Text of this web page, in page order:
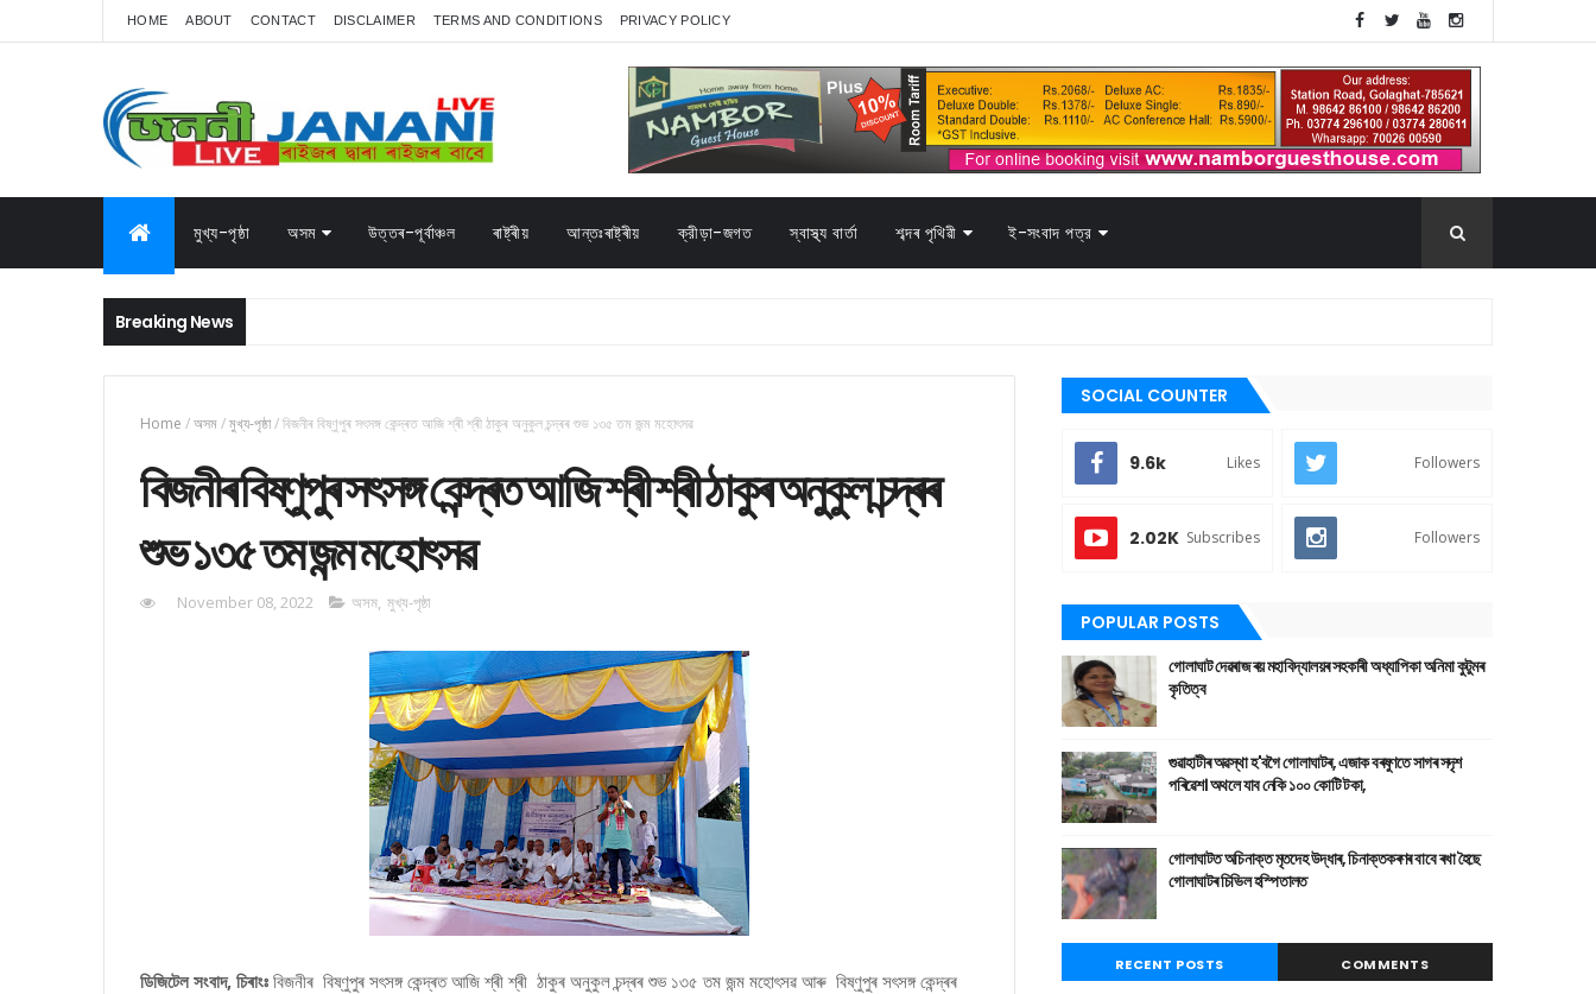
HOME ABOUT CONTACT DISCLAIMER TERMS AND CONDITIONS PRIVACY POLICY
মুখ্য-পৃষ্ঠা অসম উত্তৰ-পূৰ্বাঞ্চল ৰাষ্ট্ৰীয় আন্তঃৰাষ্ট্ৰীয় ক্রীড়া-জগত স্বাস্থ্য বাৰ্তা শব্দৰ পৃথিৱী ই-সংবাদ পত্র
Breaking News
Home /অসম/মুখ্য-পৃষ্ঠা/বিজনীৰ বিষ্ণুপুৰ সৎসঙ্গ কেন্দ্ৰত আজি শ্ৰী শ্ৰী ঠাকুৰ অনুকুল চন্দ্ৰৰ শুভ ১৩৫ তম জন্ম মহোৎসৱ
বিজনীৰ বিষ্ণুপুৰ সৎসঙ্গ কেন্দ্ৰত আজি শ্ৰী শ্ৰী ঠাকুৰ অনুকুল চন্দ্ৰৰ
শুভ ১৩৫ তম জন্ম মহোৎসৱ
November 08, 2022 অসম, মুখ্য-পৃষ্ঠা
ডিজিটেল সংবাদ, চিৰাংঃ বিজনীৰ বিষ্ণুপুৰ সৎসঙ্গ কেন্দ্ৰত আজি শ্ৰী শ্ৰী ঠাকুৰ অনুকুল চন্দ্ৰৰ শুভ ১৩৫ তম জন্ম মহোৎসৱ আৰু বিষ্ণুপুৰ সৎসঙ্গ কেন্দ্ৰৰ
SOCIAL COUNTER
9.6k Likes Followers
2.02K Subscribes Followers
POPULAR POSTS
গোলাঘাট দেৱৰাজ ৰয় মহাবিদ্যালয়ৰ সহকাৰী অধ্যাপিকা অনিমা কুটুমৰ
কৃতিত্ব
গুৱাহাটীৰ অৱস্থা হ'বগৈ গোলাঘাটৰ, এজাক বৰষুণতে সাগৰ সদৃশ
পৰিৱেশ। অথলে যাব নেকি ১০০ কোটি টকা,
গোলাঘাটত অচিনাক্ত মৃতদেহ উদ্ধাৰ, চিনাক্তকৰণৰ বাবে ৰখা হৈছে
গোলাঘাটৰ চিভিল হস্পিতালত
RECENT POSTS COMMENTS